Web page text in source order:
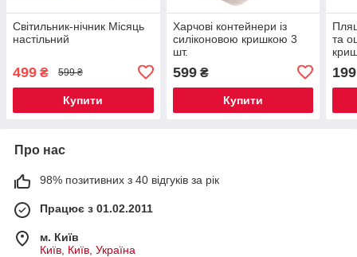
Світильник-нічник Місяць
настільний
499 ₴ 599 ₴
Купити
Харчові контейнери із
силіконовою кришкою 3
шт.
599₴
Купити
та
199
Про нас
98% позитивних з 40 відгуків за рік
Працює з 01.02.2011
м. Київ
Київ, Київ, Україна